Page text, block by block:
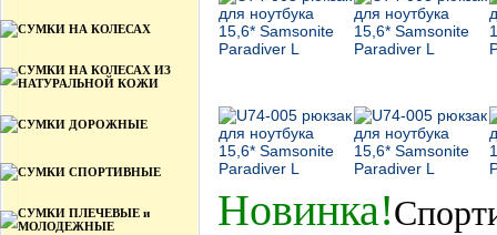
СУМКИ НА КОЛЕСАХ
СУМКИ НА КОЛЕСАХ ИЗ
НАТУРАЛЬНОЙ КОЖИ
СУМКИ ДОРОЖНЫЕ
СУМКИ СПОРТИВНЫЕ
СУМКИ ПЛЕЧЕВЫЕ и
МОЛОДЕЖНЫЕ
Новинка!